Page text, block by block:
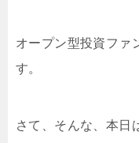
オープン型投資ファ
す。
さて、そんな、本日